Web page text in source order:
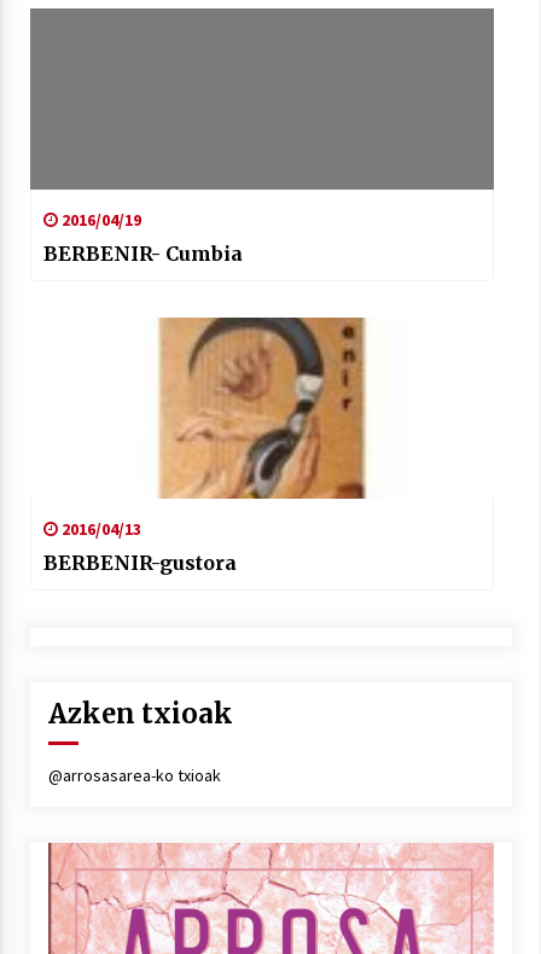
2016/04/19
BERBENIR- Cumbia
2016/04/13
BERBENIR-gustora
Azken txioak
@arrosasarea-ko txioak